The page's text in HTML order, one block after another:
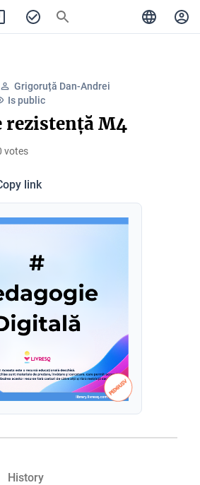
Grigoruță Dan-Andrei
Is public
rezistență M4
votes
link
History